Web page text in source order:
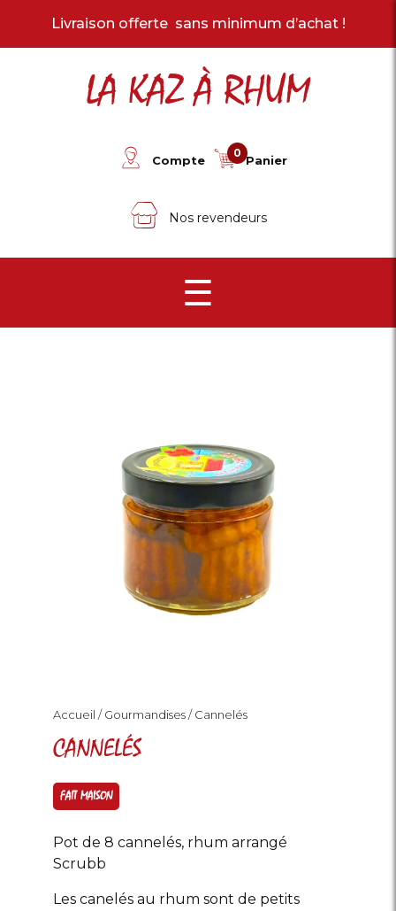
Livraison offerte sans minimum d’achat !
Nos revendeurs
LA KAZ À RHUM
Compte 0 Panier
☰
Coffrets
Gourmandises
Les planteurs
Notre savoir faire
Revendeurs
Accueil /Gourmandises/ Cannelés
CANNELÉS
FAIT MAISON
Pot de 8 cannelés, rhum arrangé
Scrubb
Les canelés au rhum sont de petits